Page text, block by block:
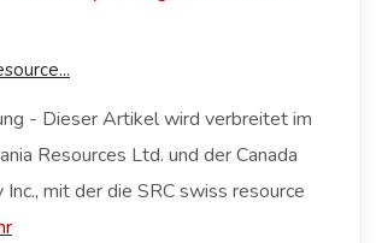
- Dieser Artikel wird verbreitet im
Resources Ltd. und der Canada
Inc., mit der die SRC swiss resource